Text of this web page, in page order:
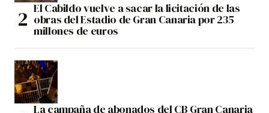
El Cabildo vuelve a sacar la licitación de las
obras del Estadio de Gran Canaria por 235
millones de euros
La campaña de abonados del CB Gran Canaria